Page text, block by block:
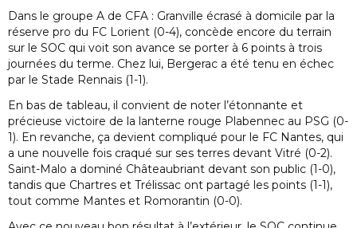
Dans le groupe A de CFA : Granville écrasé à domicile par la
réserve pro du FC Lorient (0-4), concède encore du terrain
sur le SOC qui voit son avance se porter à 6 points à trois
journées du terme. Chez lui, Bergerac a été tenu en échec
par le Stade Rennais (1-1).
En bas de tableau, il convient de noter l’étonnante et
précieuse victoire de la lanterne rouge Plabennec au PSG (0-
1). En revanche, ça devient compliqué pour le FC Nantes, qui
a une nouvelle fois craqué sur ses terres devant Vitré (0-2).
Saint-Malo a dominé Châteaubriant devant son public (1-0),
tandis que Chartres et Trélissac ont partagé les points (1-1),
tout comme Mantes et Romorantin (0-0).